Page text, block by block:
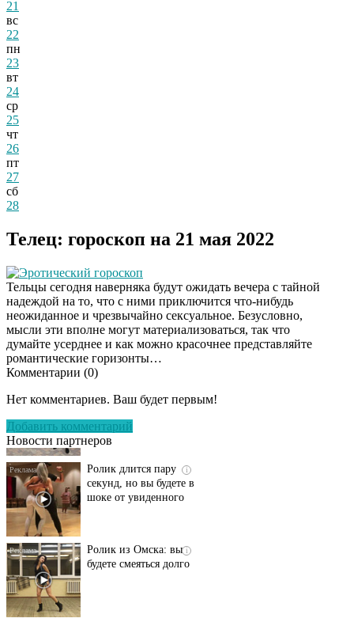
21
вс
22
пн
23
вт
24
ср
25
чт
26
пт
27
сб
28
Телец: гороскоп на 21 мая 2022
Эротический гороскоп
Тельцы сегодня наверняка будут ожидать вечера с тайной
надеждой на то, что с ними приключится что-нибудь
неожиданное и чрезвычайно сексуальное. Безусловно,
мысли эти вполне могут материализоваться, так что
думайте усерднее и как можно красочнее представляйте
романтические горизонты…
Комментарии (0)
Нет комментариев. Ваш будет первым!
Добавить комментарий
Новости партнеров
Этот танец невесты
Пересмотрела 10 раз
секунд, но вы будете в
шоке от увиденного
будете смеяться долго